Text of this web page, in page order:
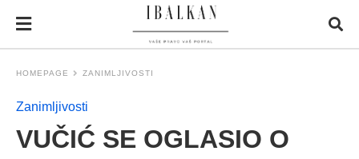
HOMEPAGE ZANIMLJIVOSTI
Zanimljivosti
VUČIĆ SE OGLASIO O